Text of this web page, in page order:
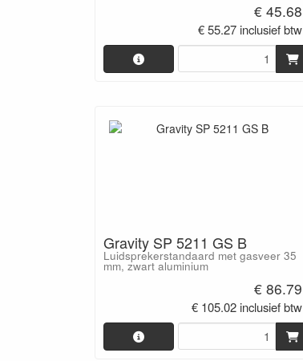
€ 45.68
€ 55.27 inclusief btw
Gravity SP 5211 GS B
Luidsprekerstandaard met gasveer 35
mm, zwart aluminium
€ 86.79
€ 105.02 inclusief btw